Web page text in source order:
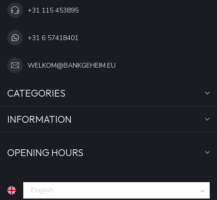
+31 115 453895
+31 6 57418401
WELKOM@BANKGEHEIM.EU
CATEGORIES
INFORMATION
OPENING HOURS